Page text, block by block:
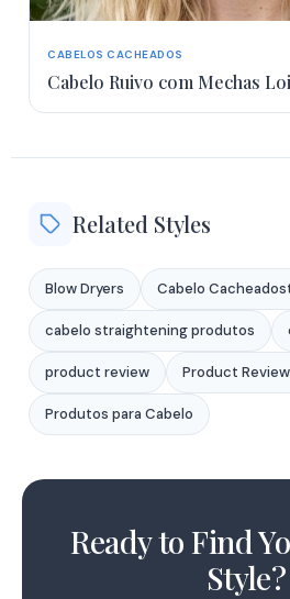
CABELOS CACHEADOS
Cabelo Ruivo com Mechas
Related Styles
Blow Dryers Cabelo
cabelo straightening produtos
product review Product
Produtos para Cabelo
Ready to Find
Style?